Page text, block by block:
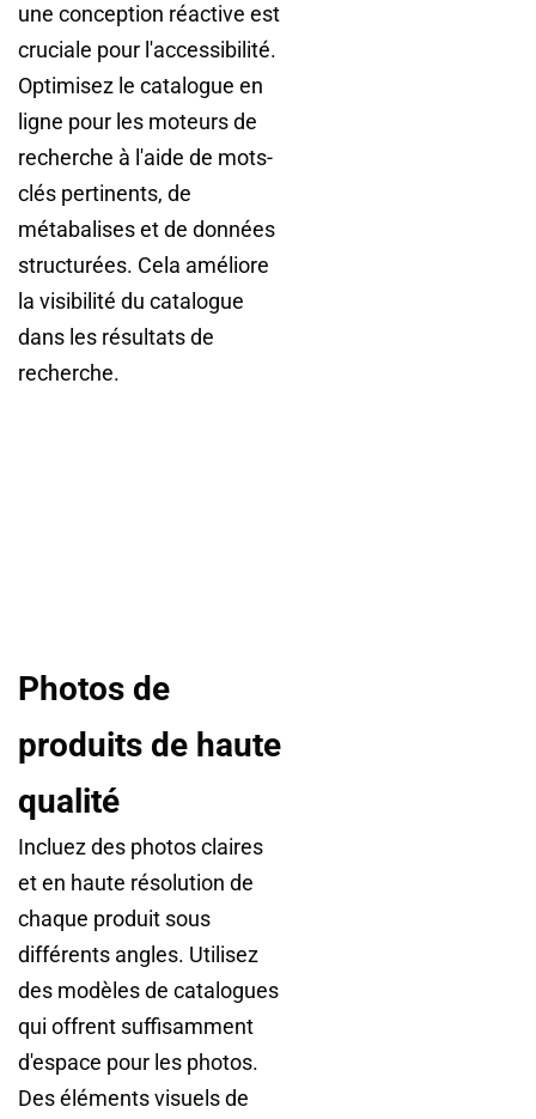
une conception réactive est
cruciale pour l'accessibilité.
Optimisez le catalogue en
ligne pour les moteurs de
recherche à l'aide de mots-
clés pertinents, de
métabalises et de données
structurées. Cela améliore
la visibilité du catalogue
dans les résultats de
recherche.
Photos de
produits de haute
qualité
Incluez des photos claires
et en haute résolution de
chaque produit sous
différents angles. Utilisez
des modèles de catalogues
qui offrent suffisamment
d'espace pour les photos.
Des éléments visuels de